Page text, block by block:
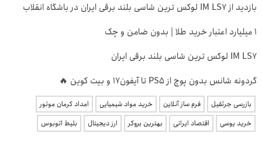
بازدید از IM LS7 لوکس ترین شاسی بلند برقی ایران در باشگاه انقلاب
۱ میلیارد اعتبار خرید طلا | بدون ضامن و چک
IM LS7 لوکس ترین شاسی بلند برقی ایران
گردونه شانس بدون پوچ از PS5 تا آیفون17 و بیت کوین 🔥
بازرسی جرثقیل فرم ساز آنلاین خرید مواد شیمیایی
امداد کرمان موتور
خرید یوسی
اقتصاد ایرانی بهترین بروکر ارز دیجیتال بلیط اتوبوس